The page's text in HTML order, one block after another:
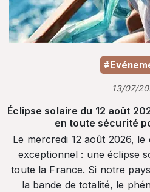
13/07/
Éclipse solaire du 12 août
en toute sécurité
Le mercredi 12 août 2026,
exceptionnel : une éclipse
toute la France. Si notre
la bande de totalité, le